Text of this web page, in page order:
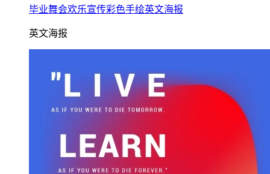
毕业舞会欢乐宣传彩色手绘英文海报
英文海报